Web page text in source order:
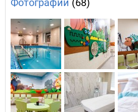
Фотографии (68)